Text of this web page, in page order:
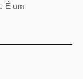
É um